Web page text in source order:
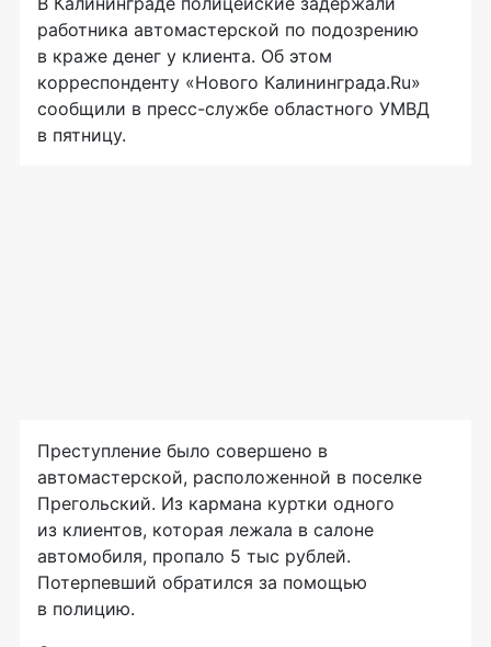
работника автомастерской по подозрению
в краже денег у клиента. Об этом
корреспонденту «Нового Калининграда.Ru»
сообщили в пресс-службе областного УМВД
в пятницу.
Преступление было совершено в
автомастерской, расположенной в поселке
Прегольский. Из кармана куртки одного
из клиентов, которая лежала в салоне
автомобиля, пропало 5 тыс рублей.
Потерпевший обратился за помощью
в полицию.